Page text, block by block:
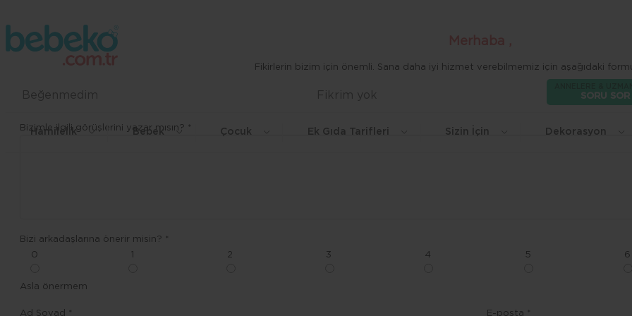
SORU SOR
Hamilelik Bebek Çocuk Ek Gıda Tarifleri Sizin İçin Dekorasyon
Fikirlerin bizim için önemli. Sana daha iyi hizmet verebilmemiz için aşağıdaki
Beğenmedim Fikrim yok
Bizimle ilgili görüşlerini yazar mısın? *
Bizi arkadaşlarına önerir misin? *
0
2 3 4 5 6
Asla önermem
Ad Soyad * E-posta *